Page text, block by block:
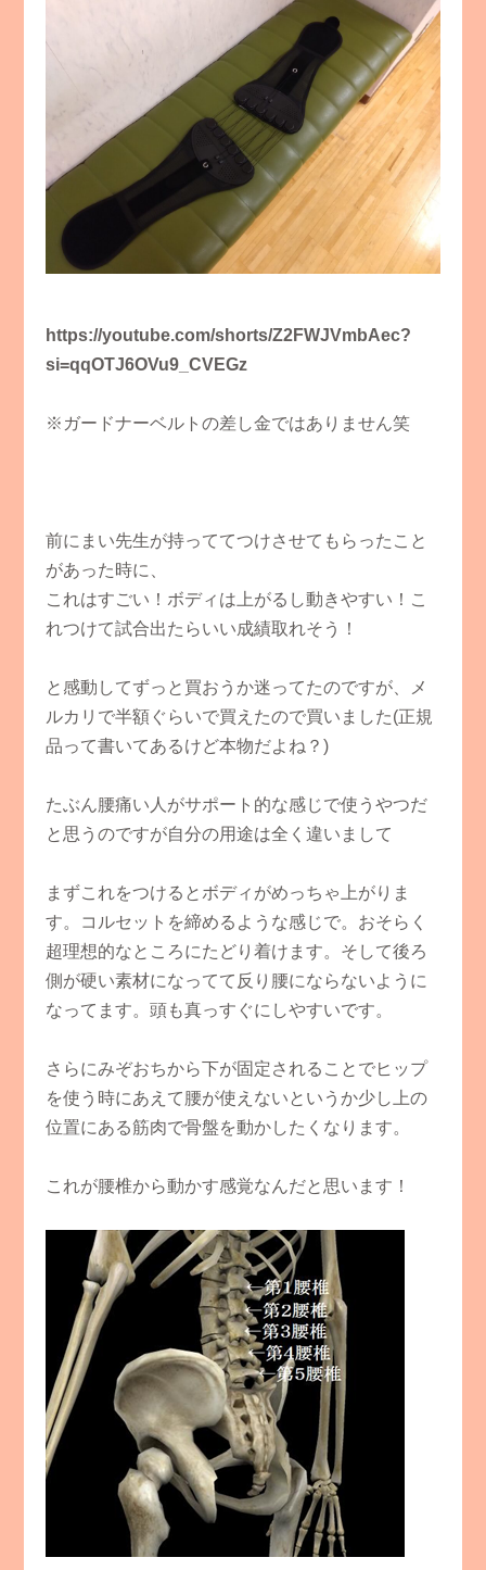
https://youtube.com/shorts/Z2FWJVmbAec?
si=qqOTJ6OVu9_CVEGz
※ガードナーベルトの差し金ではありません笑
前にまい先生が持っててつけさせてもらったこと
があった時に、
これはすごい！ボディは上がるし動きやすい！こ
れつけて試合出たらいい成績取れそう！
と感動してずっと買おうか迷ってたのですが、メ
ルカリで半額ぐらいで買えたので買いました(正規
品って書いてあるけど本物だよね？)
たぶん腰痛い人がサポート的な感じで使うやつだ
と思うのですが自分の用途は全く違いまして
まずこれをつけるとボディがめっちゃ上がりま
す。コルセットを締めるような感じで。おそらく
超理想的なところにたどり着けます。そして後ろ
側が硬い素材になってて反り腰にならないように
なってます。頭も真っすぐにしやすいです。
さらにみぞおちから下が固定されることでヒップ
を使う時にあえて腰が使えないというか少し上の
位置にある筋肉で骨盤を動かしたくなります。
これが腰椎から動かす感覚なんだと思います！